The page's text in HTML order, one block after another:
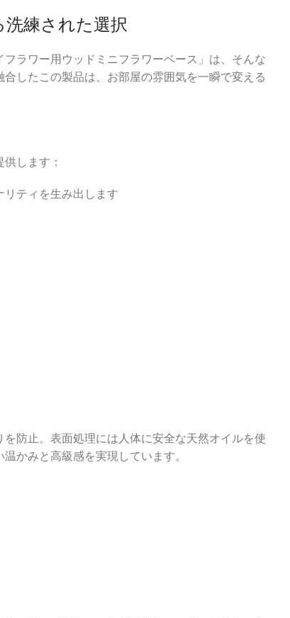
練された選択
ラワー用ウッドミニフラワーベース」は、そんな
したこの製品は、お部屋の雰囲気を一瞬で変える
します：
リティを生み出します
防止。表面処理には人体に安全な天然オイルを使
かみと高級感を実現しています。